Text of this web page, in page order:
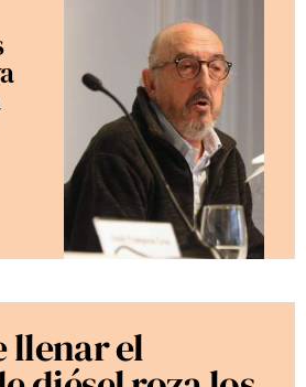
llenar el